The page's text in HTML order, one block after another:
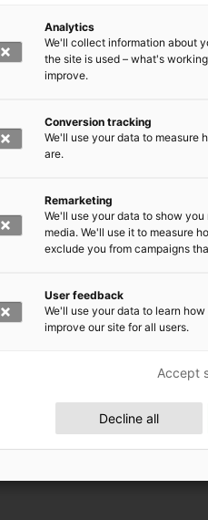
kasvomaski?
and Manufacturing
for Industry Renewal
materials
Analytics
We'll collect information about
the site is used – what's
improve.
Conversion tracking
We'll use your data to measure
are.
Remarketing
We'll use your data to show
media. We'll use it to measure
exclude you from campaigns
User feedback
We'll use your data to learn
improve our site for all users.
Decline all
Accept